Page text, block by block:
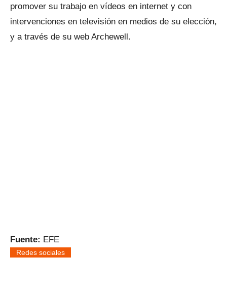
promover su trabajo en vídeos en internet y con
intervenciones en televisión en medios de su elección,
y a través de su web Archewell.
Fuente: EFE
Redes sociales